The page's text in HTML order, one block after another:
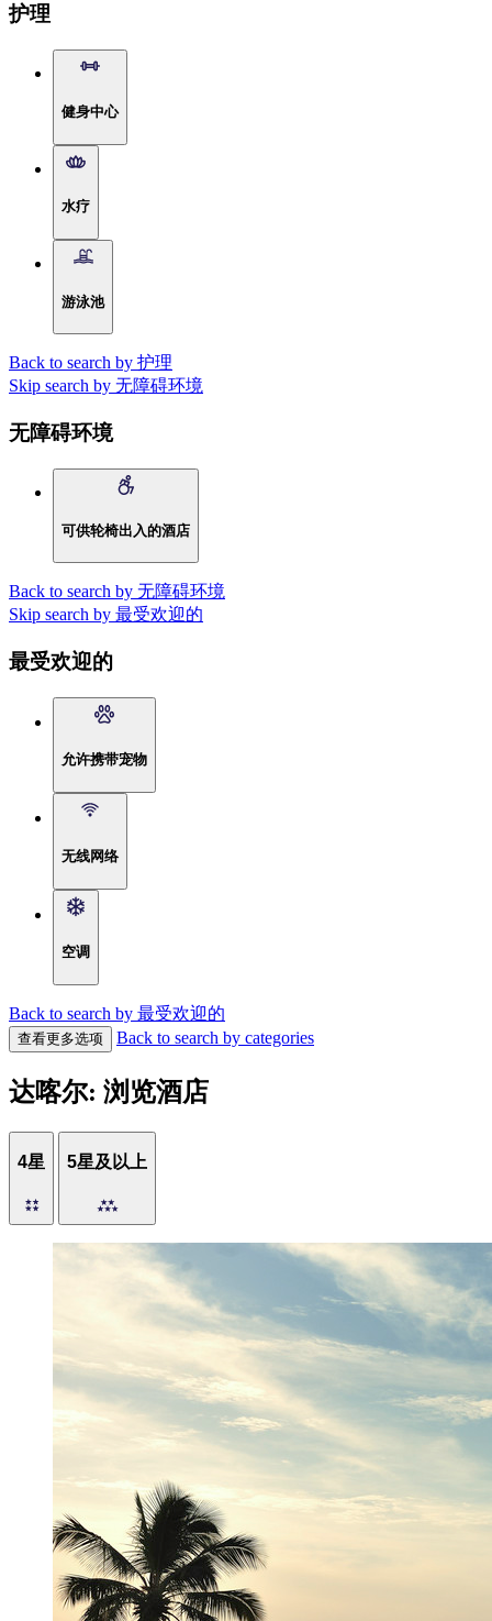
护理
健身中心
水疗
游泳池
Back to search by 护理
Skip search by 无障碍环境
无障碍环境
可供轮椅出入的酒店
Back to search by 无障碍环境
Skip search by 最受欢迎的
最受欢迎的
允许携带宠物
无线网络
空调
Back to search by 最受欢迎的
查看更多选项 Back to search by categories
达喀尔: 浏览酒店
4星 5星及以上